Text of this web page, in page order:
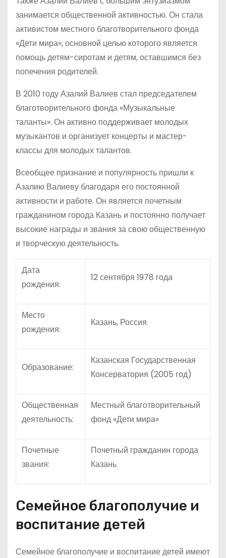
занимается общественной активностью. Он стала
активистом местного благотворительного фонда
«Дети мира», основной целью которого является
помощь детям-сиротам и детям, оставшимся без
попечения родителей.
В 2010 году Азалий Валиев стал председателем
благотворительного фонда «Музыкальные
таланты». Он активно поддерживает молодых
музыкантов и организует концерты и мастер-
классы для молодых талантов.
Всеобщее признание и популярность пришли к
Азалию Валиеву благодаря его постоянной
активности и работе. Он является почетным
гражданином города Казань и постоянно получает
высокие награды и звания за свою общественную
и творческую деятельность.
Дата
рождения:
12 сентября 1978 года
Место
рождения:
Казань, Россия
Образование:
Казанская Государственная
Консерватория (2005 год)
Общественная
деятельность:
Местный благотворительный
фонд «Дети мира»
Почетные
звания:
Почетный гражданин города
Казань
Семейное благополучие и
воспитание детей
Семейное благополучие и воспитание детей имеют